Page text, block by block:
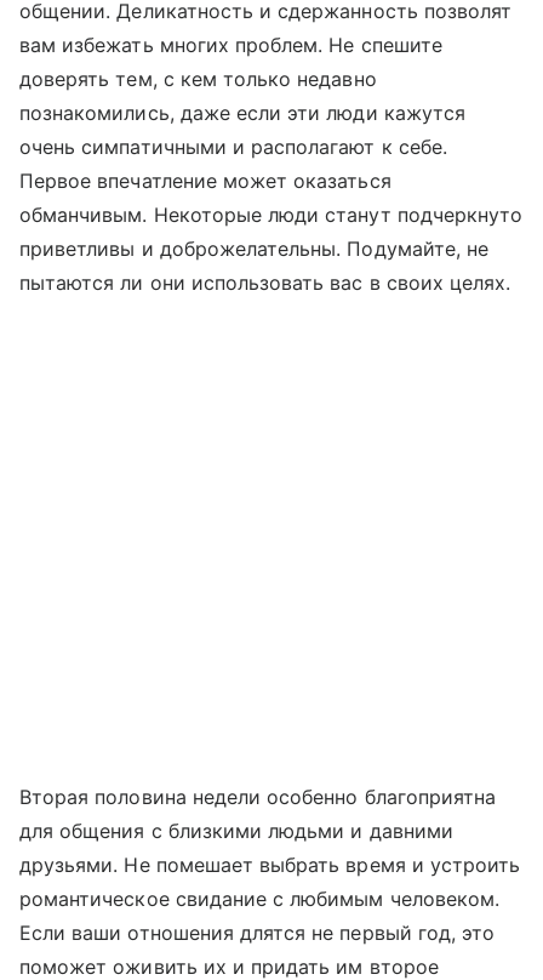
общении. Деликатность и сдержанность позволят
вам избежать многих проблем. Не спешите
доверять тем, с кем только недавно
познакомились, даже если эти люди кажутся
очень симпатичными и располагают к себе.
Первое впечатление может оказаться
обманчивым. Некоторые люди станут подчеркнуто
приветливы и доброжелательны. Подумайте, не
пытаются ли они использовать вас в своих целях.
Вторая половина недели особенно благоприятна
для общения с близкими людьми и давними
друзьями. Не помешает выбрать время и устроить
романтическое свидание с любимым человеком.
Если ваши отношения длятся не первый год, это
поможет оживить их и придать им второе